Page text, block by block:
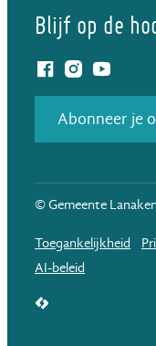
Blijf op de
Facebook
Instagram
YouTube
Abonneer je
© Gemeente Lanaken
Toegankelijkheid
AI-beleid
LCP nv 2026 ©